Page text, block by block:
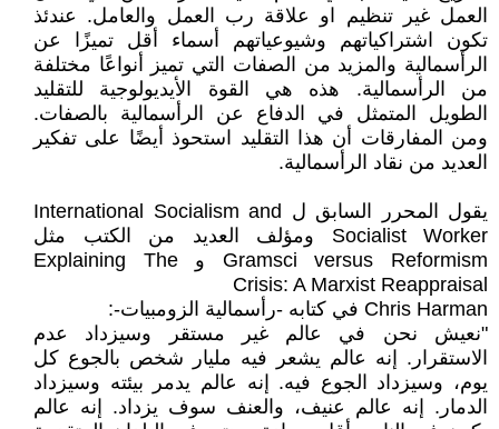
العمل غير تنظيم او علاقة رب العمل والعامل. عندئذ
تكون اشتراكياتهم وشيوعياتهم أسماء أقل تميزًا عن
الرأسمالية والمزيد من الصفات التي تميز أنواعًا مختلفة
من الرأسمالية. هذه هي القوة الأيديولوجية للتقليد
الطويل المتمثل في الدفاع عن الرأسمالية بالصفات.
ومن المفارقات أن هذا التقليد استحوذ أيضًا على تفكير
العديد من نقاد الرأسمالية.
يقول المحرر السابق ل International Socialism and
Socialist Worker ومؤلف العديد من الكتب مثل
Gramsci versus Reformism و Explaining The
Crisis: A Marxist Reappraisal
Chris Harman في كتابه -رأسمالية الزومبيات-:
"نعيش نحن في عالم غير مستقر وسيزداد عدم
الاستقرار. إنه عالم يشعر فيه مليار شخص بالجوع كل
يوم، وسيزداد الجوع فيه. إنه عالم يدمر بيئته وسيزداد
الدمار. إنه عالم عنيف، والعنف سوف يزداد. إنه عالم